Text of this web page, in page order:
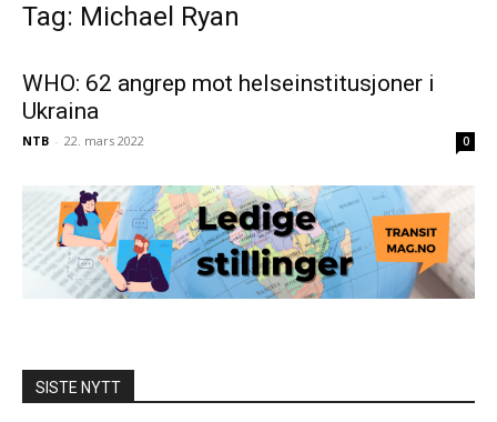
Tag: Michael Ryan
WHO: 62 angrep mot helseinstitusjoner i
Ukraina
NTB - 22. mars 2022 0
SISTE NYTT